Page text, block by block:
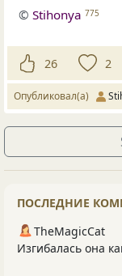
©Stihonya 775
26 2
Опубликовал(а)
ПОСЛЕДНИЕ
TheMagicCat
Изгибалась она